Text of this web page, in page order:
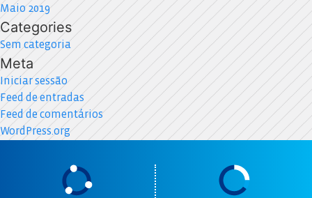
Maio 2019
Categories
Sem categoria
Meta
Iniciar sessão
Feed de entradas
Feed de comentários
WordPress.org